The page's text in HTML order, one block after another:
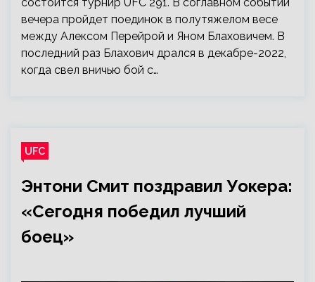
вечера пройдет поединок в полутяжелом весе
между Алексом Перейрой и Яном Блаховичем. В
последний раз Блахович дрался в декабре-2022,
когда свел вничью бой с…
UFC
Энтони Смит поздравил Уокера:
«Сегодня победил лучший
боец»